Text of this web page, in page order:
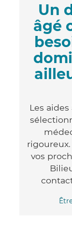
Un
âgé
Les
vos